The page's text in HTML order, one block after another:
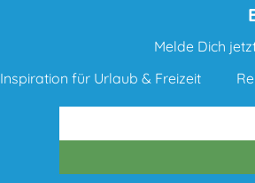
Melde Dich
Inspiration für Urlaub & Freizeit